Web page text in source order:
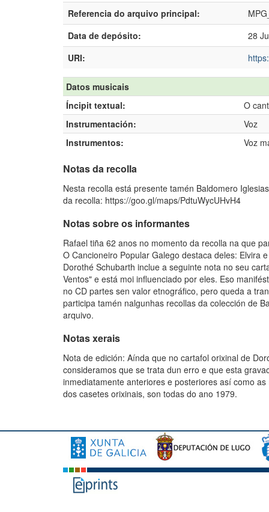
Referencia do arquivo principal:
Data de depósito:
28
URI:
Datos musicais
Íncipit textual:
O
Instrumentación:
Voz
Instrumentos:
Voz
Notas da recolla
Nesta recolla está presente tamén Baldomero
da recolla: https://goo.gl/maps/PdtuWycUHvH4
Notas sobre os informantes
Rafael tiña 62 anos no momento da recolla na que
O Cancioneiro Popular Galego destaca deles: Elvira
Dorothé Schubarth inclue a seguinte nota no seu
Ventos" e está moi influenciado por eles. Eso
no CD partes sen valor etnográfico, pero queda a
participa tamén nalgunhas recollas da colección de
arquivo.
Notas xerais
Nota de edición: Aínda que no cartafol orixinal de
consideramos que se trata dun erro e que esta
inmediatamente anteriores e posteriores así como
dos casetes orixinais, son todas do ano 1979.